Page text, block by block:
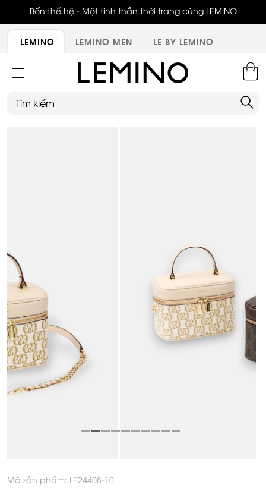
Bốn thế hệ - Một tinh thần thời trang cùng LEMINO
LEMINO LEMINO MEN LE BY LEMINO
Mã sản phẩm: LE24408-10